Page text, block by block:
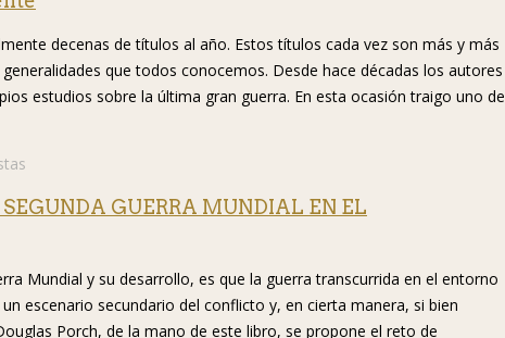
decenas de títulos al año. Estos títulos cada vez son más y más
que todos conocemos. Desde hace décadas los autores
estudios sobre la última gran guerra. En esta ocasión traigo uno de
GUERRA MUNDIAL EN EL
Mundial y su desarrollo, es que la guerra transcurrida en el entorno
escenario secundario del conflicto y, en cierta manera, si bien
Porch, de la mano de este libro, se propone el reto de